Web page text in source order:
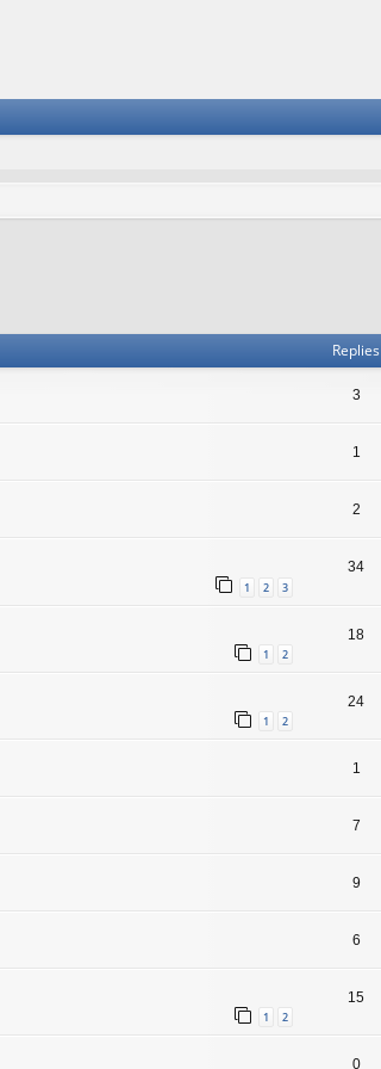
Replies
3
1
2
1 2 3
34
1 2
18
1 2
24
1
7
9
6
1 2
15
0